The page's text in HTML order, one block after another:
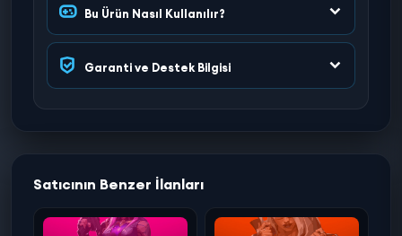
Bu Ürün Nasıl Kullanılır?
Garanti ve Destek Bilgisi
Satıcının Benzer İlanları